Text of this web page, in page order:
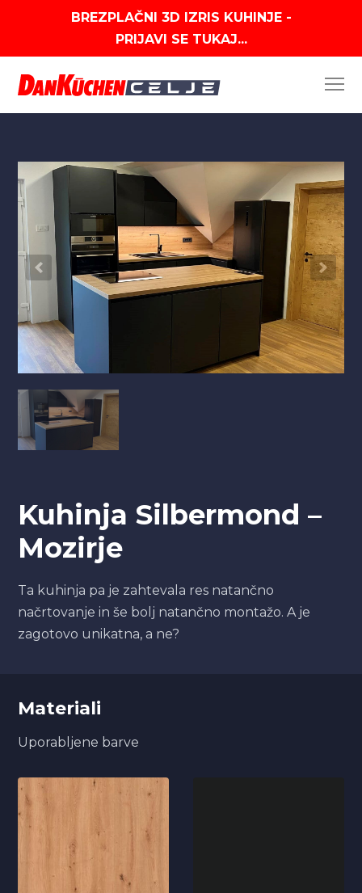
Kuhinja Silbermond –
Mozirje
Ta kuhinja pa je zahtevala res natančno
načrtovanje in še bolj natančno montažo. A je
zagotovo unikatna, a ne?
Materiali
Uporabljene barve
BREZPLAČNI 3D IZRIS KUHINJE -
PRIJAVI SE TUKAJ...